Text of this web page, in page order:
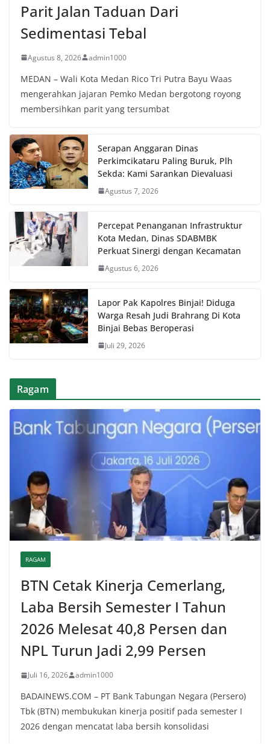
Parit Jalan Taduan Dari
Sedimentasi Tebal
Agustus 8, 2026 admin1000
MEDAN – Wali Kota Medan Rico Tri Putra Bayu Waas
mengerahkan jajaran Pemko Medan bergotong royong
membersihkan parit yang tersumbat
Serapan Anggaran Dinas
Perkimcikataru Paling Buruk, Plh
Sekda: Kami Sarankan Dievaluasi
Agustus 7, 2026
Percepat Penanganan Infrastruktur
Kota Medan, Dinas SDABMBK
Perkuat Sinergi dengan Kecamatan
Agustus 6, 2026
Lapor Pak Kapolres Binjai! Diduga
Warga Resah Judi Brahrang Di Kota
Binjai Bebas Beroperasi
Juli 29, 2026
Ragam
RAGAM
BTN Cetak Kinerja Cemerlang,
Laba Bersih Semester I Tahun
2026 Melesat 40,8 Persen dan
NPL Turun Jadi 2,99 Persen
Juli 16, 2026 admin1000
BADAINEWS.COM – PT Bank Tabungan Negara (Persero)
Tbk (BTN) membukukan kinerja positif pada semester I
2026 dengan mencatat laba bersih konsolidasi